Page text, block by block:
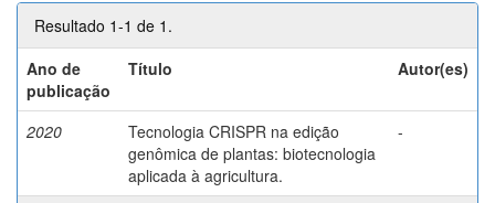
Resultado 1-1 de 1.
Ano de
publicação
Título Autor(es)
2020
Tecnologia CRISPR na edição
genômica de plantas: biotecnologia
aplicada à agricultura.
-